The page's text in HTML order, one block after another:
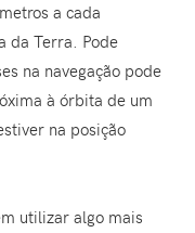
a cada
da Terra. Pode
na navegação pode
à órbita de um
na posição
utilizar algo mais